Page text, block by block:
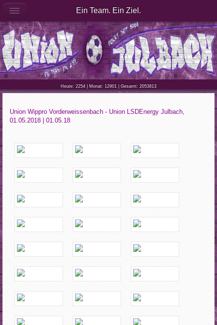
Heute: 2254 | Monat: 12901 | Gesamt: 2053813
Union Wippro Vorderweissenbach - Union LSDEnergy Julbach,
01.05.2018 | 01.05.18
Ein Team. Ein Ziel.